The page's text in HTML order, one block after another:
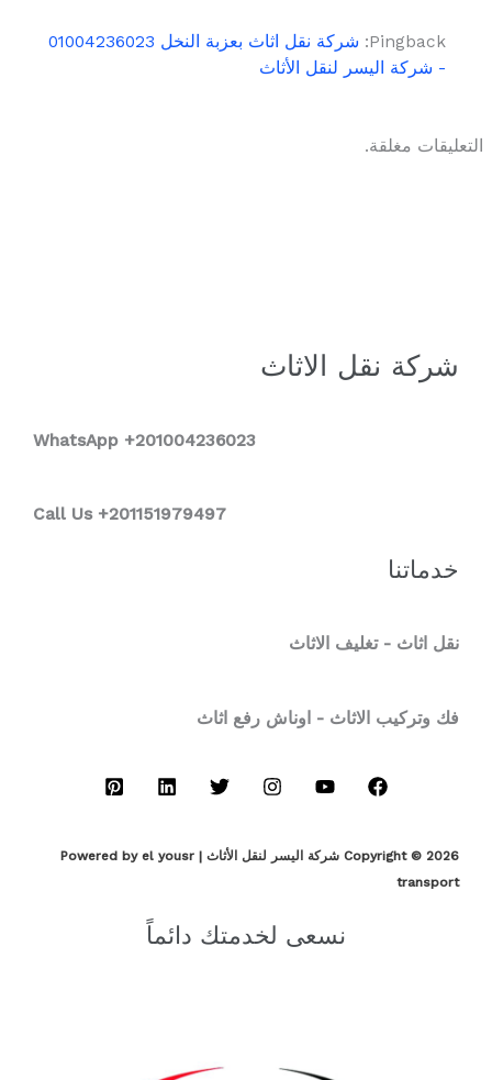
Pingback:
شركة نقل اثاث بعزبة النخل 01004236023
- شركة اليسر لنقل الأثاث
التعليقات مغلقة.
شركة نقل الاثاث
WhatsApp +201004236023
Call Us +201151979497
خدماتنا
نقل اثاث - تغليف الاثاث
فك وتركيب الاثاث - اوناش رفع اثاث
Copyright © 2026 شركة اليسر لنقل الأثاث | Powered by el yousr
transport
نسعى لخدمتك دائماً